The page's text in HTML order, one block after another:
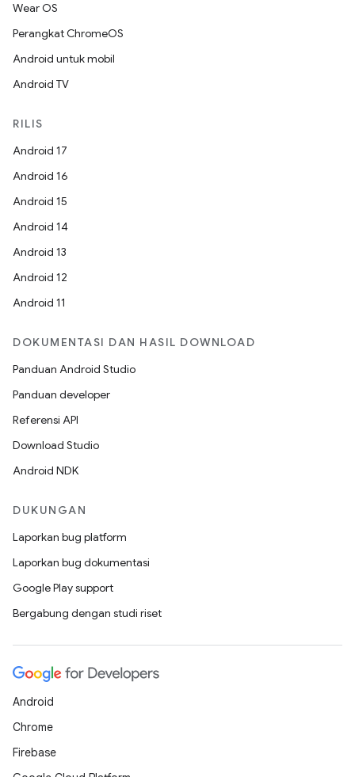
Wear OS
Perangkat ChromeOS
Android untuk mobil
Android TV
RILIS
Android 17
Android 16
Android 15
Android 14
Android 13
Android 12
Android 11
DOKUMENTASI DAN HASIL DOWNLOAD
Panduan Android Studio
Panduan developer
Referensi API
Download Studio
Android NDK
DUKUNGAN
Laporkan bug platform
Laporkan bug dokumentasi
Google Play support
Bergabung dengan studi riset
Android
Chrome
Firebase